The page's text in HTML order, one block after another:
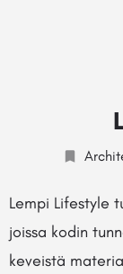
Lempi Lifestyle
joissa kodin
keveistä